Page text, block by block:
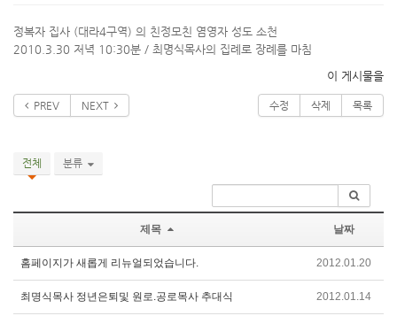
정복자 집사 (대라4구역) 의 친정모친 염영자 성도 소천
2010.3.30 저녁 10:30분 / 최명식목사의 집례로 장례를 마침
이 게시물을
PREV NEXT 수정 삭제 목록
전체 분류
제목 날짜
홈페이지가 새롭게 리뉴얼되었습니다. 2012.01.20
최명식목사 정년은퇴및 원로.공로목사 추대식 2012.01.14